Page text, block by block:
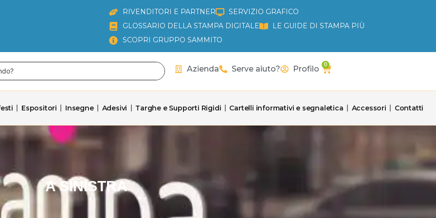
RIVENDITORI E PARTNER
SERVIZIO GRAFICO
GLOSSARIO DELLA STAMPA DIGITALE
LE GUIDE DI STAMPA PIÙ
SCOPRI GRUPPO SAMMITO
Azienda Serve aiuto? Profilo 0
Carrello
Espositori Insegne Adesivi Targhe e Supporti Rigidi Cartelli informativi e segnaletica Accessori Contatti
A SINISTRA